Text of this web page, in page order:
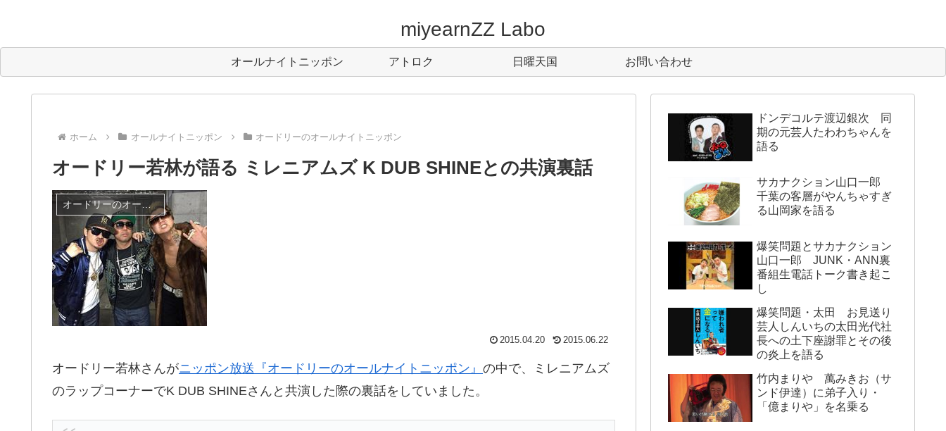
miyearnZZ Labo
オールナイトニッポン アトロク 日曜天国 お問い合わせ
ホーム オールナイトニッポン オードリーのオールナイトニッポン
オードリー若林が語る ミレニアムズ K DUB SHINEとの共演裏話
オードリーのオールナイトニッポン
2015.04.20 2015.06.22
オードリー若林さんがニッポン放送『オードリーのオールナイトニッポン』 の中で、ミレニアムズ
のラップコーナーでK DUB SHINEさんと共演した際の裏話をしていました。
ドンデコルテ渡辺銀次 同
期の元芸人たわわちゃんを
語る
サカナクション山口一郎
千葉の客層がやんちゃすぎ
る山岡家を語る
爆笑問題とサカナクション
山口一郎 JUNK・ANN裏
番組生電話トーク書き起こ
し
爆笑問題・太田 お見送り
芸人しんいちの太田光代社
長への土下座謝罪とその後
の炎上を語る
竹内まりや 萬みきお（サ
ンド伊達）に弟子入り・
「億まりや」を名乗る